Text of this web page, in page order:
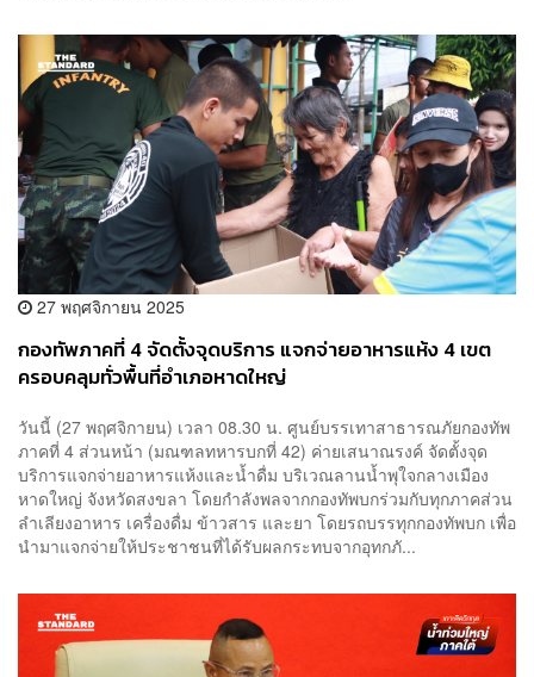
27 พฤศจิกายน 2025
กองทัพภาคที่ 4 จัดตั้งจุดบริการ แจกจ่ายอาหารแห้ง 4 เขต
ครอบคลุมทั่วพื้นที่อำเภอหาดใหญ่
วันนี้ (27 พฤศจิกายน) เวลา 08.30 น. ศูนย์บรรเทาสาธารณภัยกองทัพ
ภาคที่ 4 ส่วนหน้า (มณฑลทหารบกที่ 42) ค่ายเสนาณรงค์ จัดตั้งจุด
บริการแจกจ่ายอาหารแห้งและน้ำดื่ม บริเวณลานน้ำพุใจกลางเมือง
หาดใหญ่ จังหวัดสงขลา โดยกำลังพลจากกองทัพบกร่วมกับทุกภาคส่วน
ลำเลียงอาหาร เครื่องดื่ม ข้าวสาร และยา โดยรถบรรทุกกองทัพบก เพื่อ
นำมาแจกจ่ายให้ประชาชนที่ได้รับผลกระทบจากอุทกภั...